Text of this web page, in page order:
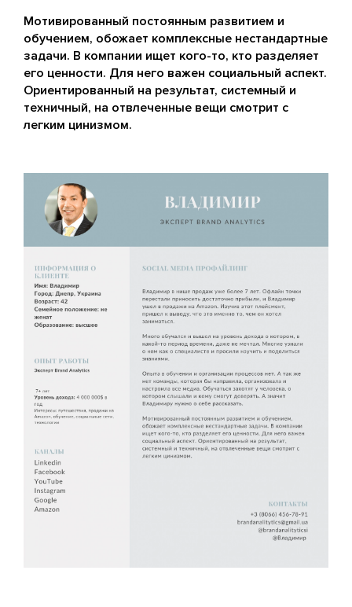
Мотивированный постоянным развитием и
обучением, обожает комплексные нестандартные
задачи. В компании ищет кого-то, кто разделяет
его ценности. Для него важен социальный аспект.
Ориентированный на результат, системный и
техничный, на отвлеченные вещи смотрит с
легким цинизмом.